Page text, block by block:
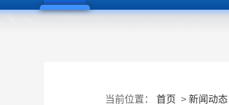
当前位置： 首页 > 新闻动态